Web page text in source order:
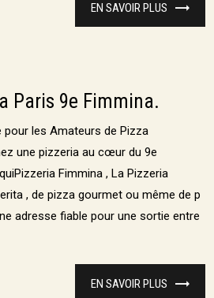
EN SAVOIR PLUS
Paris 9e Fimmina.
pour les Amateurs de Pizza
une pizzeria au cœur du 9e
Fimmina , La Pizzeria
, de pizza gourmet ou même de p
adresse fiable pour une sortie entre
EN SAVOIR PLUS